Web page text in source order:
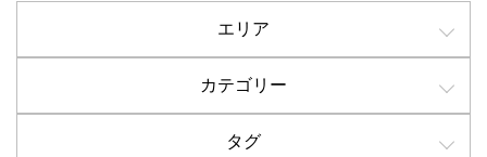
エリア
カテゴリー
タグ